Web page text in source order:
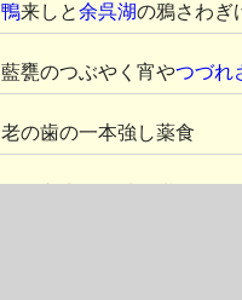
鴨来しと余呉湖の鴉さわぎ
藍甕のつぶやく宵やつづれ
老の歯の一本強し薬食